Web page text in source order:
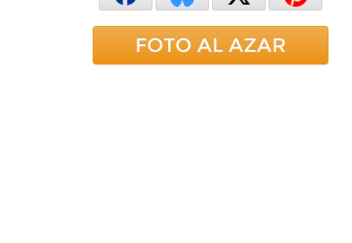
FOTO AL AZAR